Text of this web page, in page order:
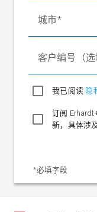
城市
客户编号（选
我已阅读 隐
订阅
新，具体涉
*必填字段